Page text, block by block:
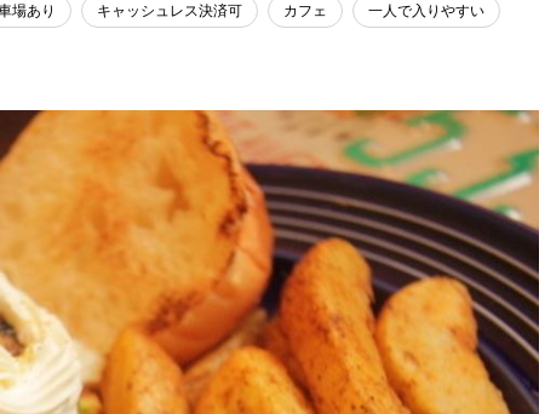
場あり キャッシュレス決済可 カフェ 一人で入りやすい